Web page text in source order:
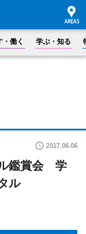
・働く 学ぶ・知る
2017.06.06
鑑賞会 学
ル